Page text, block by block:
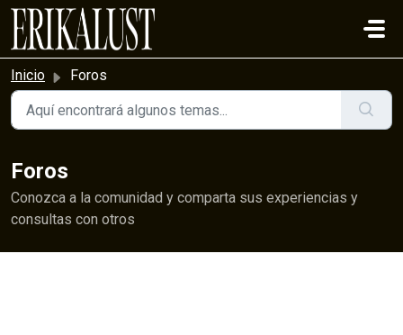
Saltar al contenido principal
Inicio Foros
Foros
Conozca a la comunidad y comparta sus experiencias y
consultas con otros